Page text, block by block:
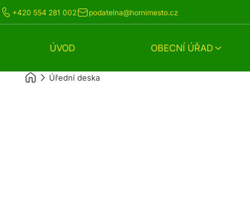
+420 554 281 002 podatelna@hornimesto.cz
ÚVOD OBECNÍ ÚŘAD
Úřední deska